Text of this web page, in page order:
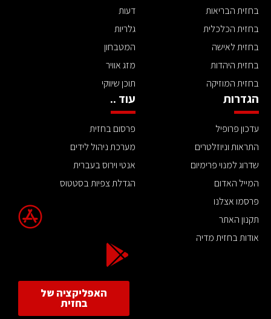
בחזית הבריאות
בחזית הכלכלית
בחזית לאישה
בחזית היהדות
בחזית המוזיקה
דעות
גלריות
המטבחון
מזג אוויר
תוכן שיווקי
הגדרות
עדכון פרופיל
התראות וניוזלטרים
שדרוג למנוי פרימיום
המייל האדום
פרסמו אצלנו
תקנון האתר
אודות בחזית מדיה
עוד ..
פרסום בחזית
מערכת ניהול לידים
אנטי וירוס בעברית
הגדלת צפיות בסטטוס
האפליקציה של
בחזית